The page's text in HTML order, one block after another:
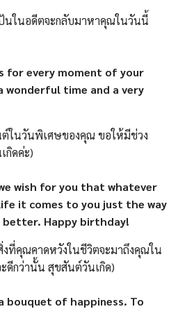
ในอดีตจะกลับมาหาคุณในวันนี้
for every moment of your
wonderful time and a very
ในวันพิเศษของคุณ ขอให้มีช่วง
กิดค่ะ)
wish for you that whatever
it comes to you just the way
better. Happy birthday!
ที่คุณคาดหวังในชีวิตจะมาถึงคุณใน
ดีกว่านั้น สุขสันต์วันเกิด)
bouquet of happiness. To